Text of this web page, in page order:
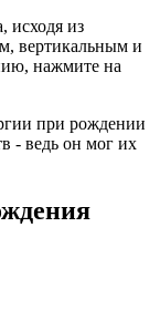
исходя из
вертикальным и
нажмите на
при рождении
- ведь он мог их